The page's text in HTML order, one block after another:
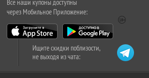
Все наши купоны доступны
через Мобильное Приложение:
Ищите скидки поблизости,
не выходя из чата: